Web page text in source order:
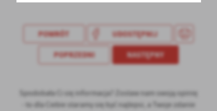
POWRÓT UDOSTĘPNIJ
POPRZEDNI NASTĘPNY
Spodobała Ci się informacja? Zostaw nam swoją opinię
- to dla Ciebie staramy się być najlepsi, a Twoje zdanie